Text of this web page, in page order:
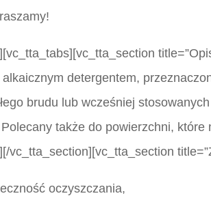
detergentem,
brudu lub wcześniej
także do powierzchni,
vc_tta_section][vc_tta_section
oczyszczania,